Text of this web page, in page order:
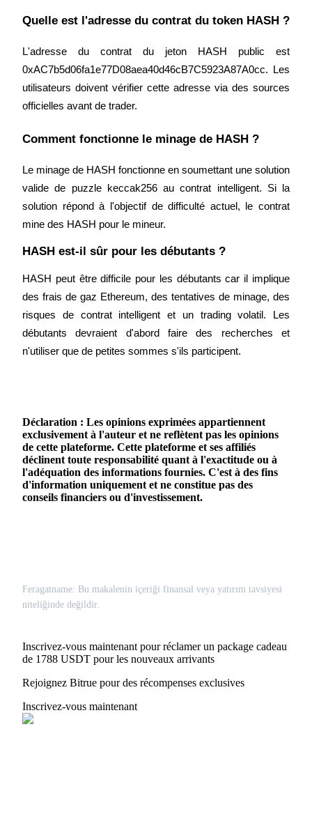
Quelle est l'adresse du contrat du token HASH ?
L'adresse du contrat du jeton HASH public est
0xAC7b5d06fa1e77D08aea40d46cB7C5923A87A0cc. Les
utilisateurs doivent vérifier cette adresse via des sources
officielles avant de trader.
Comment fonctionne le minage de HASH ?
Le minage de HASH fonctionne en soumettant une solution
valide de puzzle keccak256 au contrat intelligent. Si la
solution répond à l'objectif de difficulté actuel, le contrat
mine des HASH pour le mineur.
HASH est-il sûr pour les débutants ?
HASH peut être difficile pour les débutants car il implique
des frais de gaz Ethereum, des tentatives de minage, des
risques de contrat intelligent et un trading volatil. Les
débutants devraient d'abord faire des recherches et
n'utiliser que de petites sommes s'ils participent.
Déclaration : Les opinions exprimées appartiennent
exclusivement à l'auteur et ne reflètent pas les opinions
de cette plateforme. Cette plateforme et ses affiliés
déclinent toute responsabilité quant à l'exactitude ou à
l'adéquation des informations fournies. C'est à des fins
d'information uniquement et ne constitue pas des
conseils financiers ou d'investissement.
Feragatname: Bu makalenin içeriği finansal veya yatırım tavsiyesi
niteliğinde değildir.
Inscrivez-vous maintenant pour réclamer un package cadeau
de 1788 USDT pour les nouveaux arrivants
Rejoignez Bitrue pour des récompenses exclusives
Inscrivez-vous maintenant